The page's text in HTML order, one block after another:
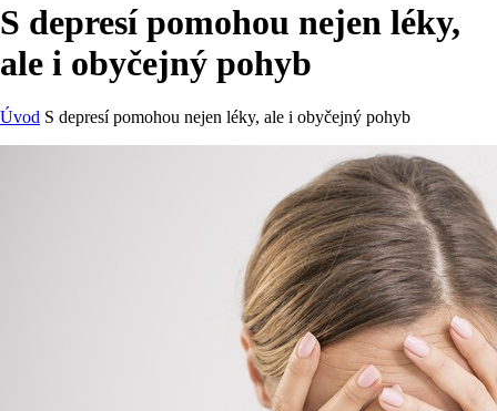
S depresí pomohou nejen léky,
ale i obyčejný pohyb
Úvod S depresí pomohou nejen léky, ale i obyčejný pohyb